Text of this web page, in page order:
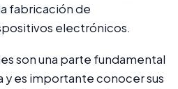
fabricación de
electrónicos.
son una parte fundamental
y es importante conocer sus